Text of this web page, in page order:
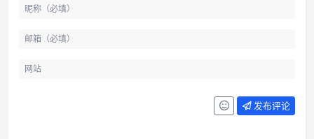
发布评论
能不能把扩展数据当 1GB 云盘